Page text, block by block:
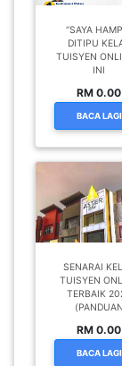
“SAYA
DITIPU
TUISYEN
INI
RM 0.00
BACA LAGI
SENARAI
TUISYEN
TERBAIK
(PANDUAN
RM 0.00
BACA LAGI